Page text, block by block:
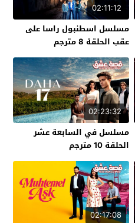
02:11:12
مسلسل اسطنبول راسا على
عقب الحلقة 8 مترجم
02:23:32
مسلسل في السابعة عشر
الحلقة 10 مترجم
02:17:08